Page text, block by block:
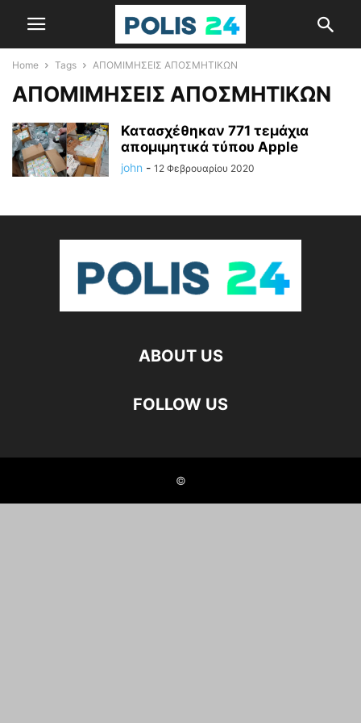
Home Tags ΑΠΟΜΙΜΗΣΕΙΣ ΑΠΟΣΜΗΤΙΚΩΝ
ΑΠΟΜΙΜΗΣΕΙΣ ΑΠΟΣΜΗΤΙΚΩΝ
Κατασχέθηκαν 771 τεμάχια
απομιμητικά τύπου Apple
john - 12 Φεβρουαρίου 2020
ABOUT US
FOLLOW US
©